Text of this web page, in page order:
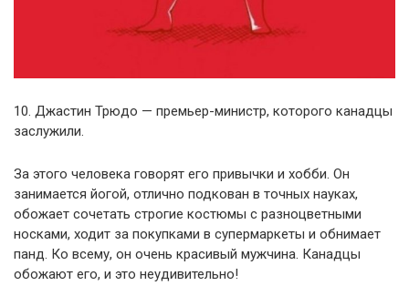
10. Джастин Трюдо — премьер-министр, которого канадцы
заслужили.
За этого человека говорят его привычки и хобби. Он
занимается йогой, отлично подкован в точных науках,
обожает сочетать строгие костюмы с разноцветными
носками, ходит за покупками в супермаркеты и обнимает
панд. Ко всему, он очень красивый мужчина. Канадцы
обожают его, и это неудивительно!